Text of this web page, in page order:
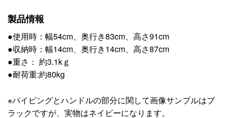
製品情報
●使用時：幅54cm、奥行き83cm、高さ91cm
●収納時：幅14cm、奥行き14cm、高さ87cm
●重さ： 約3.1kｇ
●耐荷重:約80kg
※パイピングとハンドルの部分に関して画像サンプルはブ
ラックですが、実物はネイビーになります。